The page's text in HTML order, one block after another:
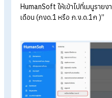
อ่านเพิ่มเติมได้ที่ >>รู้จัก ภ.
วิธีการการยื่น ภ.ง
ออนไลน์